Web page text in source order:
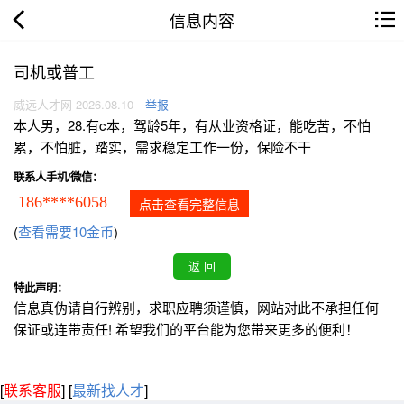
信息内容
司机或普工
威远人才网 2026.08.10 举报
本人男，28.有c本，驾龄5年，有从业资格证，能吃苦，不怕
累，不怕脏，踏实，需求稳定工作一份，保险不干
联系人手机/微信：
186****6058 点击查看完整信息
(查看需要10金币)
特此声明：
信息真伪请自行辨别，求职应聘须谨慎，网站对此不承担任何
保证或连带责任! 希望我们的平台能为您带来更多的便利！
[联系客服] [最新找人才]